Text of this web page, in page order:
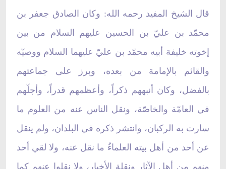
قال الشيخ المفيد رحمه الله: وكان الصادق جعفر بن
محمّد بن عليّ بن الحسين عليهم السلام من بين
إخوته خليفة أبيه محمّد بن عليّ عليهما السلام ووصيّه
والقائم بالإمامة من بعده، وبرز على جماعتهم
بالفضل، وكان أنبههم ذكراً، وأعظمهم قدراً، وأجلّهم
في العامّة والخاصّة، ونقل الناس عنه من العلوم ما
سارت به الركبان، وانتشر ذكره في البلدان، ولم ينقل
عن أحد من أهل بيته العلماءُ ما نقل عنه، ولا لقي أحد
منهم من أهل الآثار ونقلة الأخبار، ولا نقلوا عنهم كما